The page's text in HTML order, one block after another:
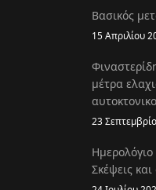
Βασικός
15 Απριλίου
μέτρα
23
Σκέψεις